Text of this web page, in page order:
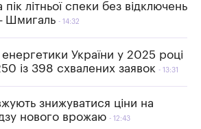
літньої спеки без відключень
Шмигаль
14:32
України у 2025 році
із 398 схвалених заявок
13:31
знижуватися ціни на
нового врожаю
12:43